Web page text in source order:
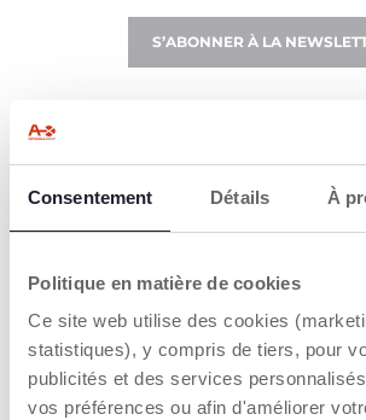
Consentement Détails À
Politique en matière de cookies
Ce site web utilise des cookies
statistiques), y compris de tiers, pour
publicités et des services
vos préférences ou afin d'améliorer
S’ABONNER À LA
ARTICLES LES PLUS
VÊTEMENTS LES PLUS
*10€ à valoir lors de votre premier
avec un minimum d'achat de 50€